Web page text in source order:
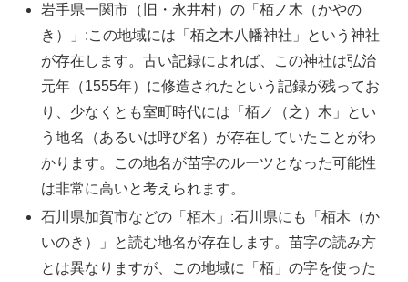
岩手県一関市（旧・永井村）の「栢ノ木（かやの
き）」:この地域には「栢之木八幡神社」という神社
が存在します。古い記録によれば、この神社は弘治
元年（1555年）に修造されたという記録が残ってお
り、少なくとも室町時代には「栢ノ（之）木」とい
う地名（あるいは呼び名）が存在していたことがわ
かります。この地名が苗字のルーツとなった可能性
は非常に高いと考えられます。
石川県加賀市などの「栢木」:石川県にも「栢木（か
いのき）」と読む地名が存在します。苗字の読み方
とは異なりますが、この地域に「栢」の字を使った